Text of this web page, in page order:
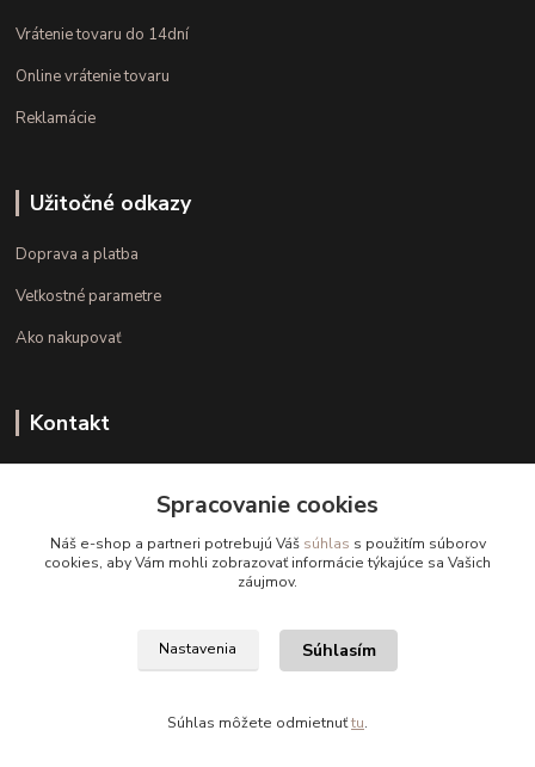
Vrátenie tovaru do 14dní
Online vrátenie tovaru
Reklamácie
Užitočné odkazy
Doprava a platba
Veľkostné parametre
Ako nakupovať
Kontakt
(Po.-Pi. 10.00 - 15.00)
info@kvalitnaBielizen.sk
Copyright © kvalitnabielizen.sk
Spracovanie cookies
Náš e-shop a partneri potrebujú Váš súhlas s použitím súborov
cookies, aby Vám mohli zobrazovať informácie týkajúce sa Vašich
záujmov.
Nastavenia Súhlasím
Súhlas môžete odmietnuťtu.